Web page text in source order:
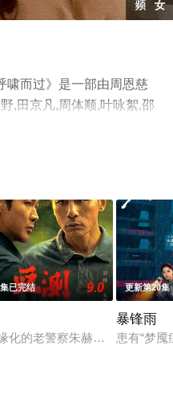
啸而过》是一部由周恩慈
,田京凡,周体顺,叶咏絮,邵
彩演绎的中国大陆电视
影视，更多相关信息可
发出不一般的故事…… 女警张
已完结 9.0
化的老警察朱赫来（刘烨 饰
更新第20集
暴锋雨
患有“梦